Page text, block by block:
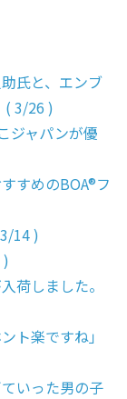
氏と、エンブ
( 3/26 )
ジャパンが優
すめのBOA®フ
14 )
荷しました。
ト楽ですね」
いった男の子